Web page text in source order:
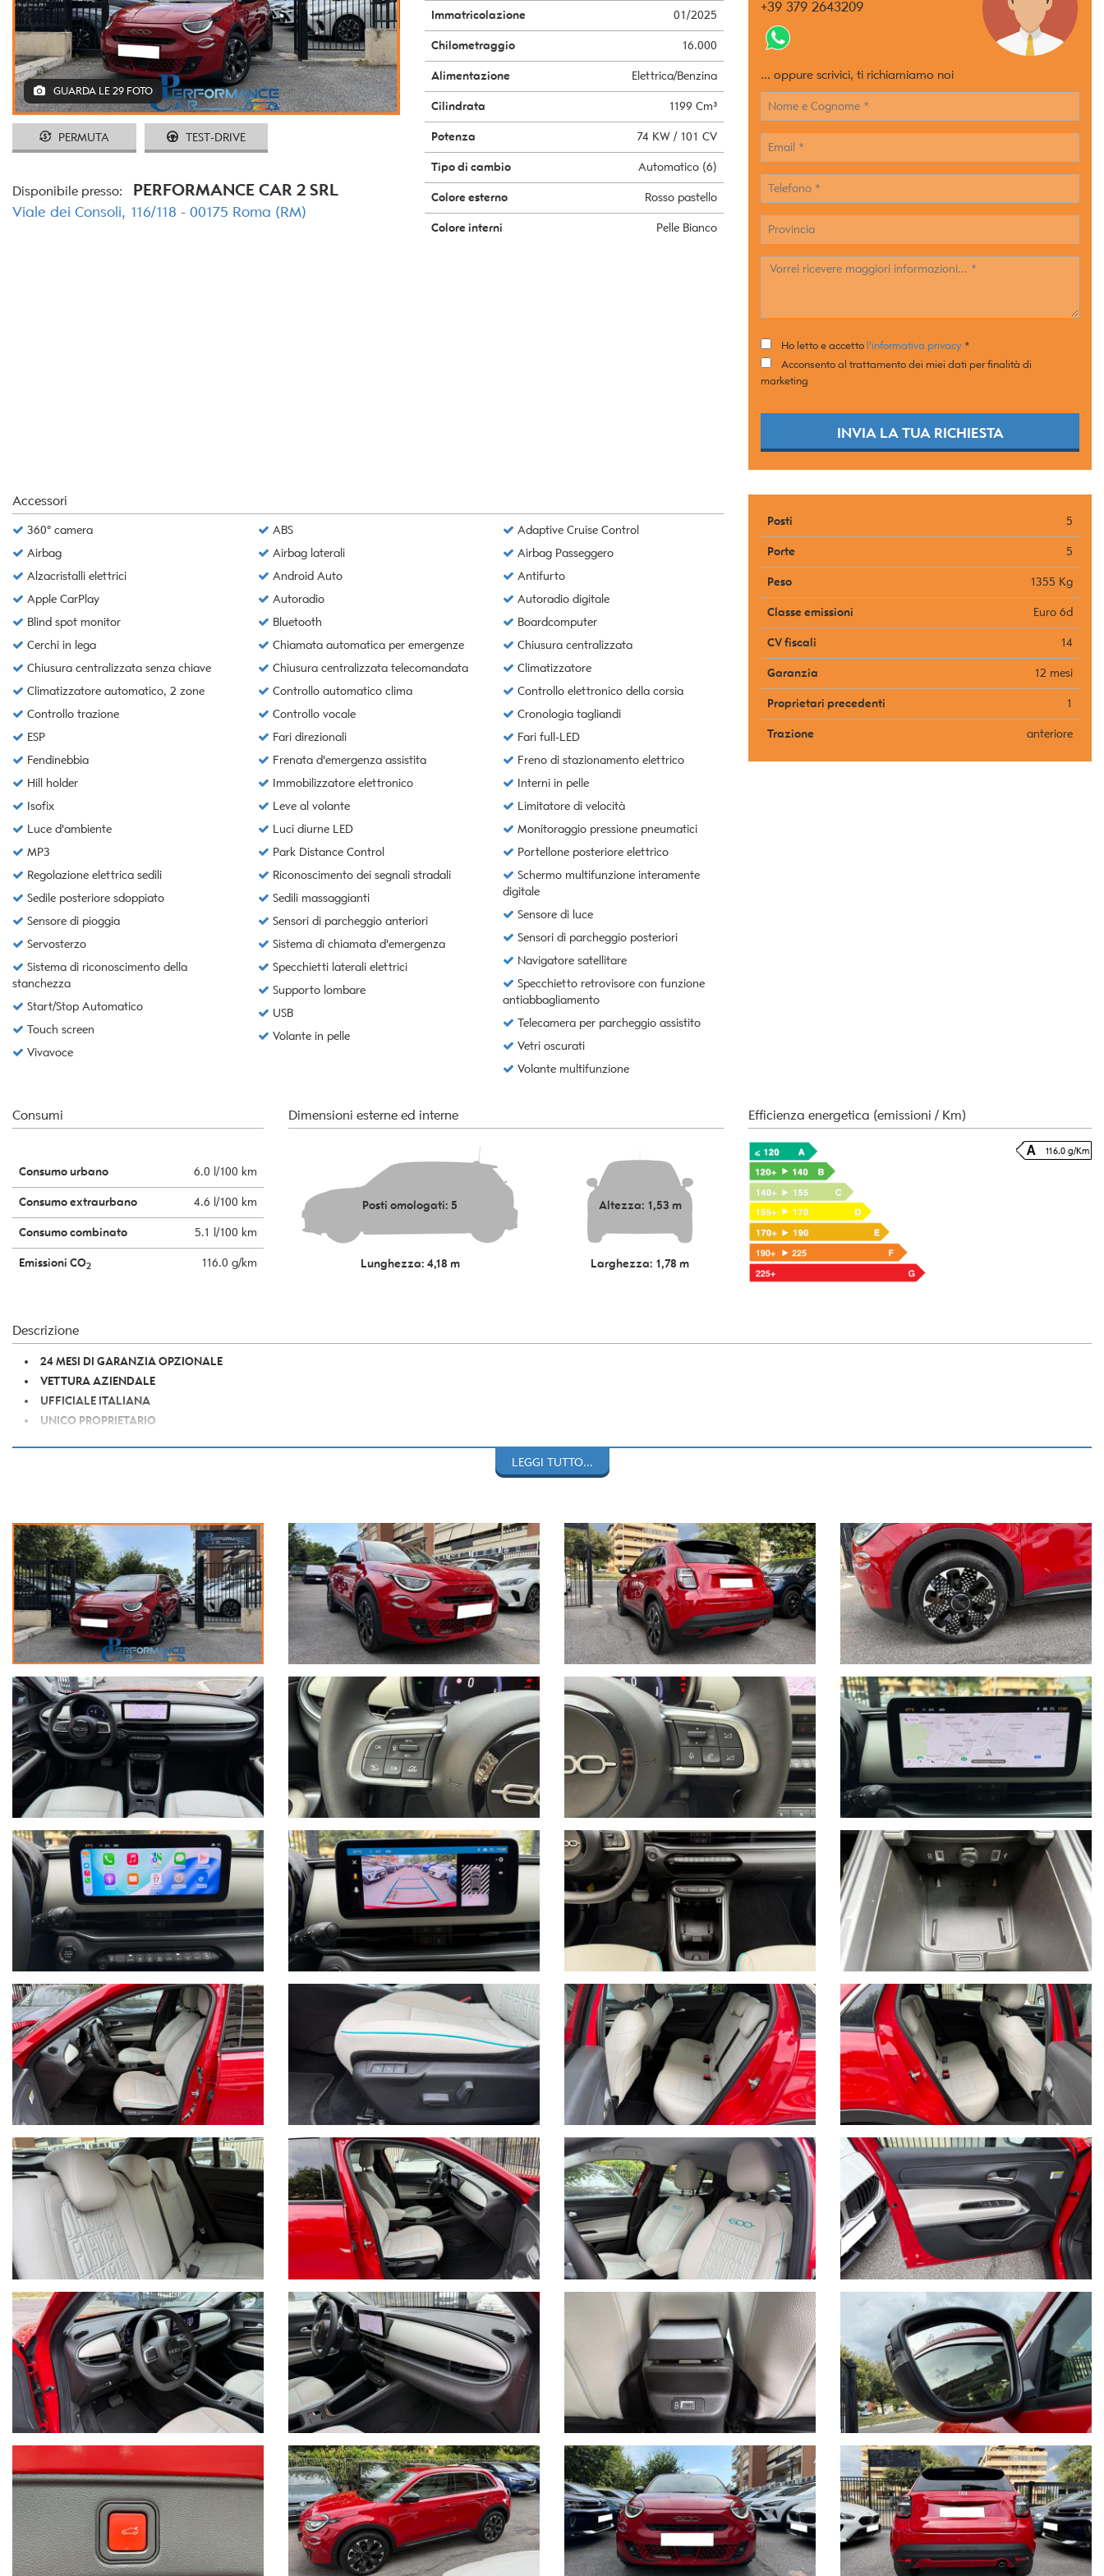
GUARDA LE 29 FOTO
PERMUTA TEST-DRIVE
Disponibile presso: PERFORMANCE CAR 2 SRL
Viale dei Consoli, 116/118 - 00175 Roma (RM)
Immatricolazione 01/2025
Chilometraggio 16.000
Alimentazione Elettrica/Benzina
Cilindrata 1199 Cm³
Potenza 74 KW / 101 CV
Tipo di cambio Automatico (6)
Colore esterno Rosso pastello
Colore interni Pelle Bianco
+39 379 2643209
... oppure scrivici, ti richiamiamo noi
Ho letto e accetto l'informativa privacy *
Acconsento al trattamento dei miei dati per finalità di
marketing
INVIA LA TUA RICHIESTA
Accessori
360° camera
Airbag
Alzacristalli elettrici
Apple CarPlay
Blind spot monitor
Cerchi in lega
Chiusura centralizzata senza chiave
Climatizzatore automatico, 2 zone
Controllo trazione
ESP
Fendinebbia
Hill holder
Isofix
Luce d'ambiente
MP3
Regolazione elettrica sedili
Sedile posteriore sdoppiato
Sensore di pioggia
Servosterzo
Sistema di riconoscimento della
stanchezza
Start/Stop Automatico
Touch screen
Vivavoce
ABS
Airbag laterali
Android Auto
Autoradio
Bluetooth
Chiamata automatica per emergenze
Chiusura centralizzata telecomandata
Controllo automatico clima
Controllo vocale
Fari direzionali
Frenata d'emergenza assistita
Immobilizzatore elettronico
Leve al volante
Luci diurne LED
Park Distance Control
Riconoscimento dei segnali stradali
Sedili massaggianti
Sensori di parcheggio anteriori
Sistema di chiamata d'emergenza
Specchietti laterali elettrici
Supporto lombare
USB
Volante in pelle
Adaptive Cruise Control
Airbag Passeggero
Antifurto
Autoradio digitale
Boardcomputer
Chiusura centralizzata
Climatizzatore
Controllo elettronico della corsia
Cronologia tagliandi
Fari full-LED
Freno di stazionamento elettrico
Interni in pelle
Limitatore di velocità
Monitoraggio pressione pneumatici
Portellone posteriore elettrico
Schermo multifunzione interamente
digitale
Sensore di luce
Sensori di parcheggio posteriori
Navigatore satellitare
Specchietto retrovisore con funzione
antiabbagliamento
Telecamera per parcheggio assistito
Vetri oscurati
Volante multifunzione
Posti 5
Porte 5
Peso 1355 Kg
Classe emissioni Euro 6d
CV fiscali 14
Garanzia 12 mesi
Proprietari precedenti 1
Trazione anteriore
Consumi
Consumo urbano 6.0 l/100 km
Consumo extraurbano 4.6 l/100 km
Consumo combinato 5.1 l/100 km
Emissioni CO2 116.0 g/km
Dimensioni esterne ed interne
Posti omologati: 5
Lunghezza: 4,18 m
Altezza: 1,53 m
Larghezza: 1,78 m
Efficienza energetica (emissioni / Km)
116.0 g/Km
Descrizione
24 MESI DI GARANZIA OPZIONALE
VETTURA AZIENDALE
UFFICIALE ITALIANA
UNICO PROPRIETARIO
FENDINEBBIA
VETRI POSTERIORI PRIVACY
PORTELLONE APRIBILE ELETTRICAMENTE
CROMATURE ESTERNE / INTERNE
SENSORI DI PARCHEGGIO 360°
4 TELECAMERE CON VISIONE 360°
KEYLESS GO
4 VETRI ELETTRICI
SPECCHIETTI ELETTRICI RICHIUDIBILI CON INDICATORI DELL'ANGOLO CIECO
SENSORE LUCI
SENSORE PIOGGIA
SENSORI MONITORAGGIO PRESSIONE PNEUMATICI
CRUISE CONTROL ADATTIVO
LANE ASSIST
FRENATA D'EMERGENZA
RICONOSCIMENTO DELLA STANCHEZZA
RICONOSCIMENTO DEI SEGNALI STRADALI
HILL HOLDER
COMPUTER DI BORDO
COMANDI VOCALI
VOLANTE IN PELLE MULTIFUNZIONE
RADIO CON SCHERMO DIGITALE A COLORI TOUCH SCREEN CON COMANDI AL VOLANTE
USB
USB-C
TELEFONO CON BLUETOOTH
NAVIGATORE
APPLE CARPLAY WI-FI
ANDROID AUTO WI-FI
CARICATORE SMARTPHONE WIRELESS
CLIMATIZZATORE AUTOMATICO
SEDILI IN PELLE TOTALE CON LOGHI FIAT IN AZZURRO TIFFANY
SEDILI ELETTRICI , RISCALDABILI CON SUPPORTO LOMBARE ELETTRICO E FUNZIONE MASSAGGIO
ESP
START & STOP
6 AIRBAG
LEGGI TUTTO...
tracciamento
che
adottiamo
per
offrire
le
funzionalità
e
svolgere
le
di
seguito
descritte.
cookie
policy.
Puoi
rivedere
modificare
le
scelte
in
qualsiasi
Cookie necessari
Cookie delle preferenze
Cookie analitici
Cookie di marketing